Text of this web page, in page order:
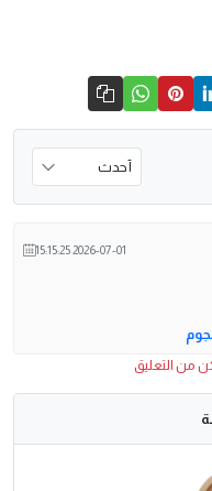
2026-07-01 15:15:25
من التعليق